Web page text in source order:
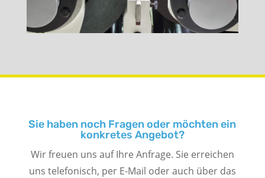
Sie haben noch Fragen oder möchten ein
konkretes Angebot?
Wir freuen uns auf Ihre Anfrage. Sie erreichen
uns telefonisch, per E-Mail oder auch über das